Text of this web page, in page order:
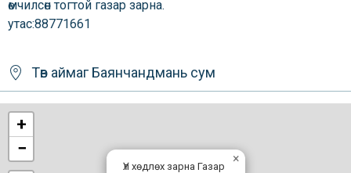
өмчилсөн тогтой газар зарна.
утас:88771661
Төв аймаг Баянчандмань сум
Үл хөдлөх зарна Газар
×
+
−